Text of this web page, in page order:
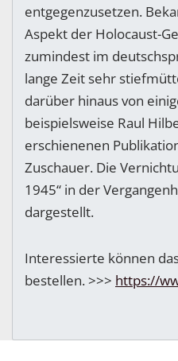
entgegenzusetzen.
Aspekt der Holocaust-
zumindest im
lange Zeit sehr
darüber hinaus von
beispielsweise Raul
erschienenen
Zuschauer. Die
1945“ in der
dargestellt.
Interessierte können
bestellen. >>> https://